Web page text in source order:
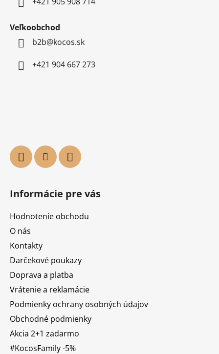
Veľkoobchod
b2b@kocos.sk
+421 904 667 273
Informácie pre vás
Hodnotenie obchodu
O nás
Kontakty
Darčekové poukazy
Doprava a platba
Vrátenie a reklamácie
Podmienky ochrany osobných údajov
Obchodné podmienky
Akcia 2+1 zadarmo
#KocosFamily -5%